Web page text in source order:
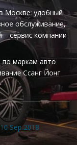
Москве: удобный
обслуживание,
– сервис компании
маркам авто
Ссанг Йонг
10 Sep 2018